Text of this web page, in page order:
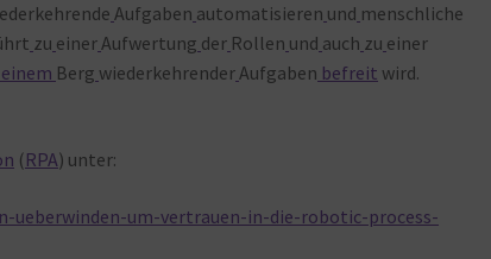
Aufgaben automatisieren und menschliche
zu einerAufwertung der Rollen und auch zu einer
einem Berg wiederkehrenderAufgaben befreit wird.
( RPA) unter:
um-vertrauen-in-die-robotic-process-